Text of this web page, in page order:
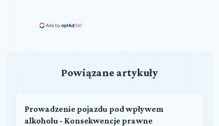
Powiązane artykuły
Prowadzenie pojazdu pod wpływem
alkoholu - Konsekwencje prawne